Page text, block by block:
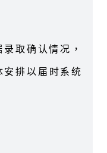
取确认情况，
排以届时系统